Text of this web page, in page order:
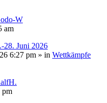
W
am
28. Juni 2026
6:27 pm » in Wettkämpfe
pm